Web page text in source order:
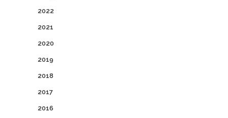
2022
2021
2020
2019
2018
2017
2016